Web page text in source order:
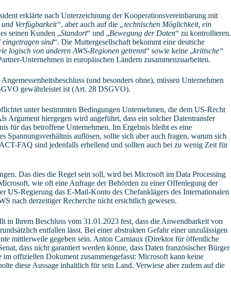
erklärte nach Unterzeichnung der Kooperationsvereinbarung mit
Verfügbarkeit“, aber auch auf die
„technischen Möglichkeit, ein
seinen Kunden „Standort“ und „Bewegung der Daten“ zu kontrollieren.
sind“. Die Muttergesellschaft bekommt eine deutsche
logisch von anderen AWS-Regionen getrennt“ sowie keine „kritische“
Unternehmen in europäischen Ländern zusammenzuarbeiten.
(und besonders ohne), müssen Unternehmen
gewährleistet ist (Art. 28 DSGVO).
unter bestimmten Bedingungen Unternehmen, die dem US-Recht
Argument hiergegen wird angeführt, dass ein solcher Datentransfer
für das betroffene Unternehmen. Im Ergebnis bleibt es eine
Spannungsverhältnis auflösen, sollte sich aber auch fragen, warum sich
FAQ sind jedenfalls erhellend und sollten auch bei zu wenig Zeit für
Das dies die Regel sein soll, wird bei Microsoft im Data Processing
wie oft eine Anfrage der Behörden zu einer Offenlegung der
Regierung das E-Mail-Konto des Chefanklägers des Internationalen
nach derzeitiger Recherche nicht ersichtlich gewesen.
in Ihrem Beschluss vom 31.01.2023 fest, dass die Anwendbarkeit von
entfallen lässt. Bei einer abstrakten Gefahr einer unzulässigen
mittlerweile gegeben sein. Anton Carniaux (Direktor für öffentliche
dass nicht garantiert werden könne, dass Daten französischer Bürger
offiziellen Dokument zusammengefasst: Microsoft kann keine
diese Aussage inhaltlich für sein Land. Verwiese aber zudem auf die